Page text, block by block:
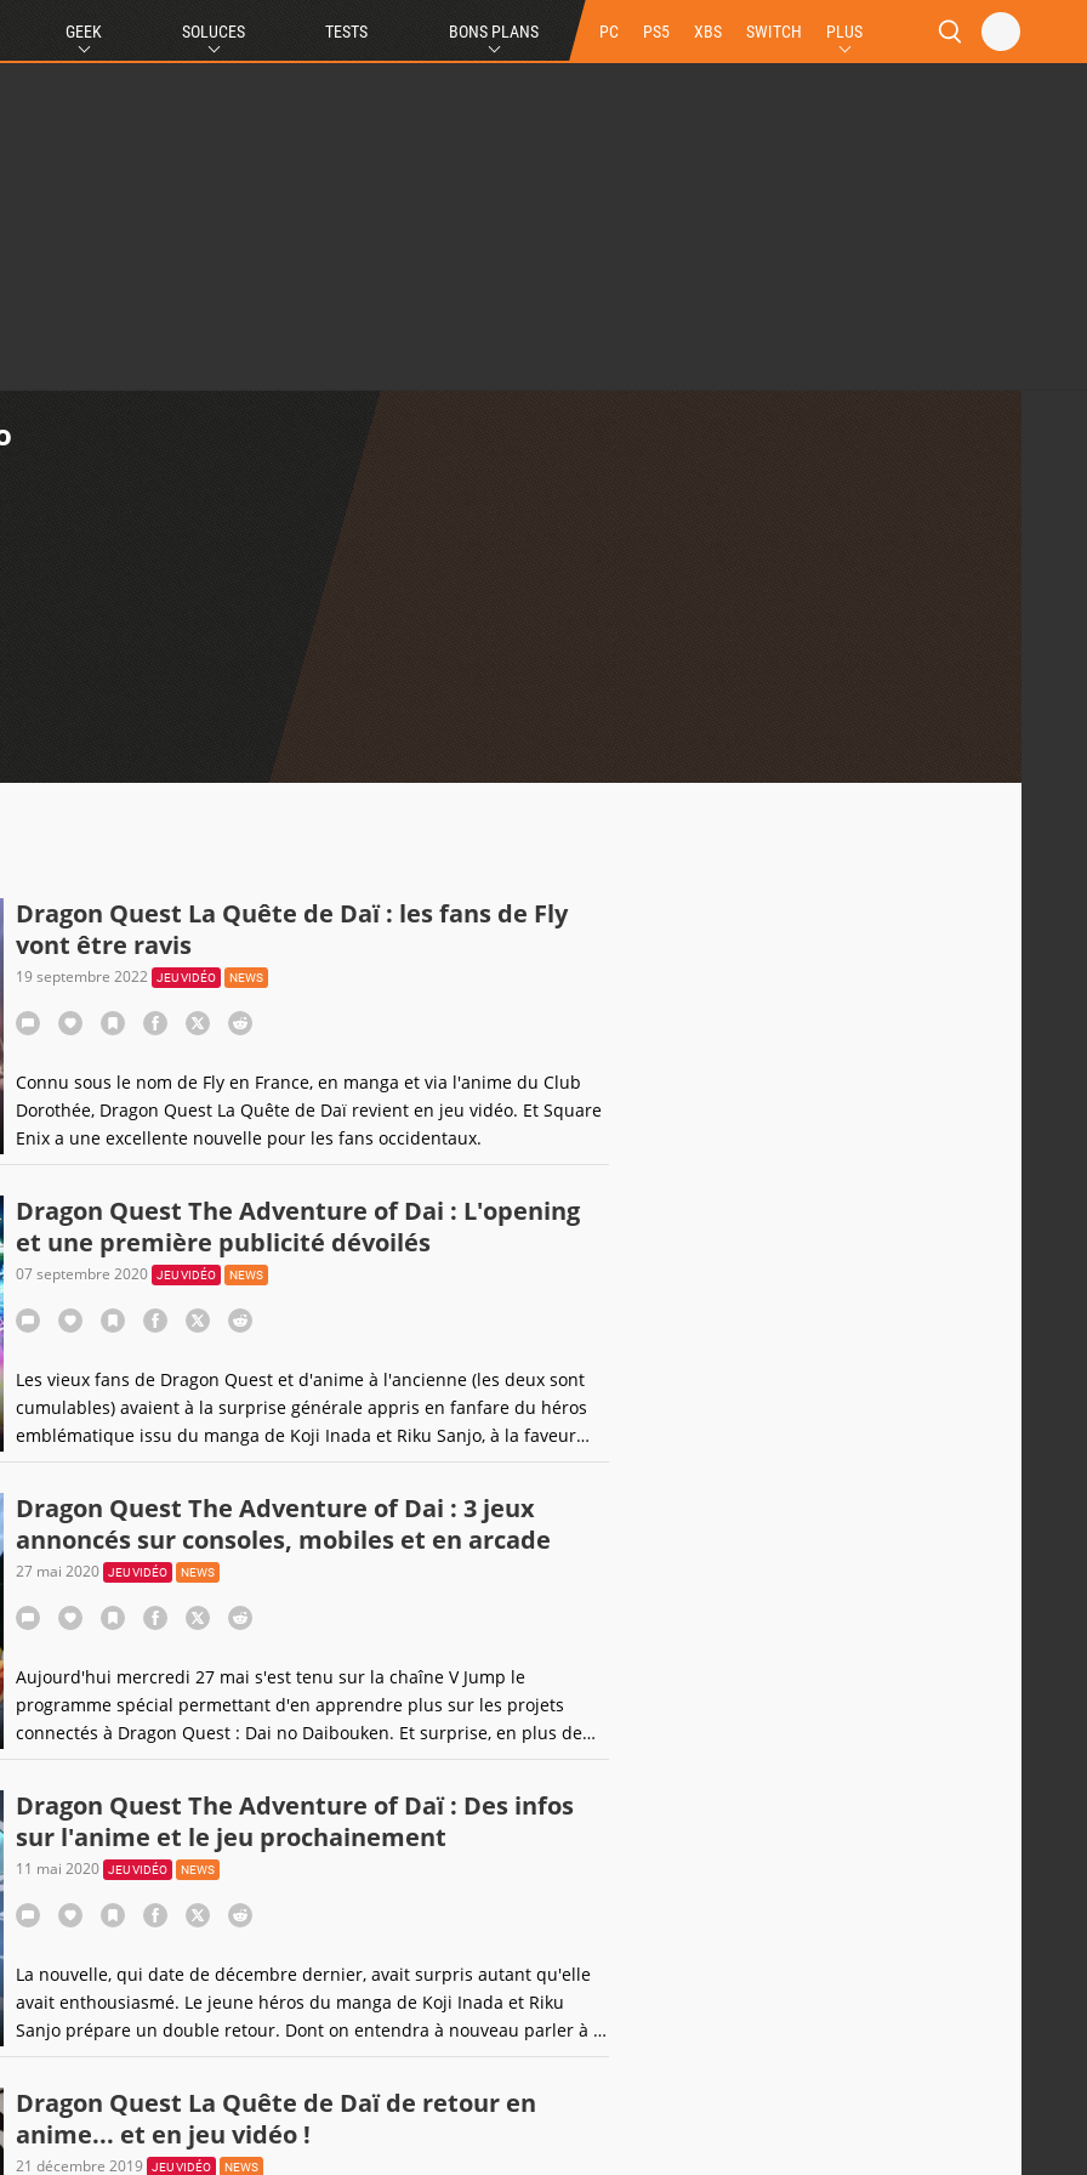
GEEK SOLUCES TESTS BONS PLANS PC PS5 XBS SWITCH PLUS
Dragon Quest La Quête de Daï : les fans de Fly
vont être ravis
19 septembre 2022 JEU VIDÉO NEWS
Connu sous le nom de Fly en France, en manga et via l'anime du Club
Dorothée, Dragon Quest La Quête de Daï revient en jeu vidéo. Et Square
Enix a une excellente nouvelle pour les fans occidentaux.
Dragon Quest The Adventure of Dai : L'opening
et une première publicité dévoilés
07 septembre 2020 JEU VIDÉO NEWS
Les vieux fans de Dragon Quest et d'anime à l'ancienne (les deux sont
cumulables) avaient à la surprise générale appris en fanfare du héros
emblématique issu du manga de Koji Inada et Riku Sanjo, à la faveur
d'une nouvelle adaptation en anime. Il parait que c'est dans les vieux
Dragon Quest The Adventure of Dai : 3 jeux
annoncés sur consoles, mobiles et en arcade
27 mai 2020 JEU VIDÉO NEWS
Aujourd'hui mercredi 27 mai s'est tenu sur la chaîne V Jump le
programme spécial permettant d'en apprendre plus sur les projets
connectés à Dragon Quest : Dai no Daibouken. Et surprise, en plus de
l'anime, ce n'est pas un mais trois jeux qui sont prévus !
Dragon Quest The Adventure of Daï : Des infos
sur l'anime et le jeu prochainement
11 mai 2020 JEU VIDÉO NEWS
La nouvelle, qui date de décembre dernier, avait surpris autant qu'elle
avait enthousiasmé. Le jeune héros du manga de Koji Inada et Riku
Sanjo prépare un double retour. Dont on entendra à nouveau parler à la
fin de ce mois.
Dragon Quest La Quête de Daï de retour en
anime... et en jeu vidéo !
21 décembre 2019 JEU VIDÉO NEWS